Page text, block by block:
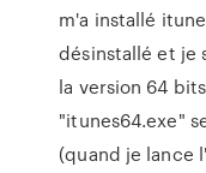
m'a installé
désinstallé et je
la version 64
"itunes64.exe"
(quand je lance